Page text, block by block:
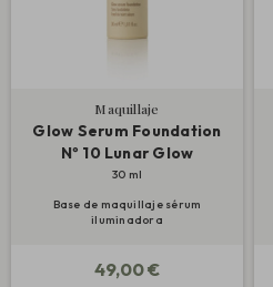
Maquillaje
Glow Serum Foundation
Nº 10 Lunar Glow
30 ml
Base de maquillaje sérum
iluminadora
49,00 €